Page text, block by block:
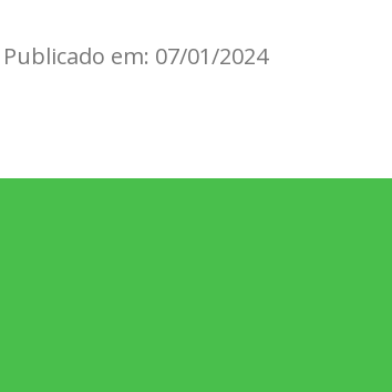
Publicado em: 07/01/2024